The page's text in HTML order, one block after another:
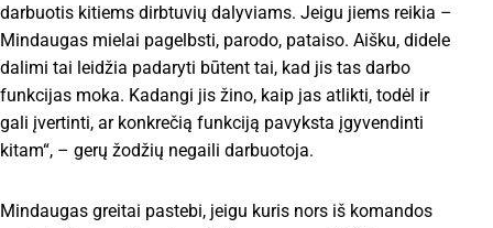
darbuotis kitiems dirbtuvių dalyviams. Jeigu jiems reikia –
Mindaugas mielai pagelbsti, parodo, pataiso. Aišku, didele
dalimi tai leidžia padaryti būtent tai, kad jis tas darbo
funkcijas moka. Kadangi jis žino, kaip jas atlikti, todėl ir
gali įvertinti, ar konkrečią funkciją pavyksta įgyvendinti
kitam“, – gerų žodžių negaili darbuotoja.
Mindaugas greitai pastebi, jeigu kuris nors iš komandos